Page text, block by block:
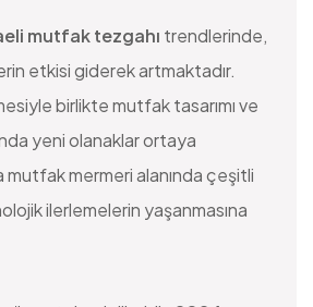
mutfak tezgahı trendlerinde,
etkisi giderek artmaktadır.
birlikte mutfak tasarımı ve
yeni olanaklar ortaya
mutfak mermeri alanında çeşitli
ilerlemelerin yaşanmasına